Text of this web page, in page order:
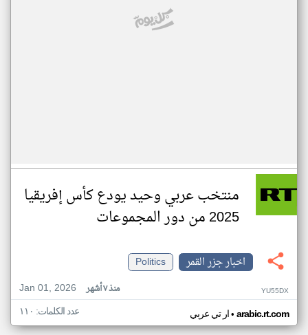
منتخب عربي وحيد يودع كأس إفريقيا
2025 من دور المجموعات
اخبار جزر القمر
Politics
Jan 01, 2026
منذ ٧ أشهر YU55DX
ار تي عربي• arabic.rt.com عدد الكلمات: ١١٠